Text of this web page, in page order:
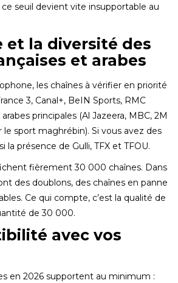
seuil devient vite insupportable au
et la diversité des
et arabes
les chaînes à vérifier en priorité
3, Canal+, BeIN Sports, RMC
principales (Al Jazeera, MBC, 2M
le sport maghrébin). Si vous avez des
la présence de Gulli, TFX et TFOU.
fièrement 30 000 chaînes. Dans
des doublons, des chaînes en panne
Ce qui compte, c’est la qualité de
de 30 000.
avec vos
en 2026 supportent au minimum :